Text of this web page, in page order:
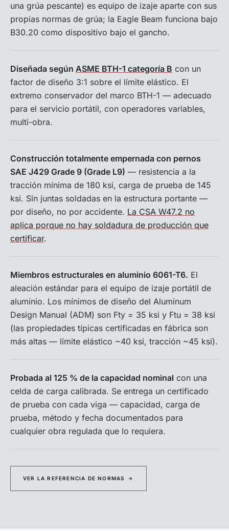
una grúa pescante) es equipo de izaje aparte con sus
propias normas de grúa; la Eagle Beam funciona bajo
B30.20 como dispositivo bajo el gancho.
Diseñada según ASME BTH-1 categoría B con un
factor de diseño 3:1 sobre el límite elástico. El
extremo conservador del marco BTH-1 — adecuado
para el servicio portátil, con operadores variables,
multi-obra.
Construcción totalmente empernada con pernos
SAE J429 Grade 9 (Grade L9) — resistencia a la
tracción mínima de 180 ksi, carga de prueba de 145
ksi. Sin juntas soldadas en la estructura portante —
por diseño, no por accidente. La CSA W47.2 no
aplica porque no hay soldadura de producción que
certificar.
Miembros estructurales en aluminio 6061-T6. El
aleación estándar para el equipo de izaje portátil de
aluminio. Los mínimos de diseño del Aluminum
Design Manual (ADM) son Fty = 35 ksi y Ftu = 38 ksi
(las propiedades típicas certificadas en fábrica son
más altas — límite elástico ~40 ksi, tracción ~45 ksi).
Probada al 125 % de la capacidad nominal con una
celda de carga calibrada. Se entrega un certificado
de prueba con cada viga — capacidad, carga de
prueba, método y fecha documentados para
cualquier obra regulada que lo requiera.
VER LA REFERENCIA DE NORMAS →